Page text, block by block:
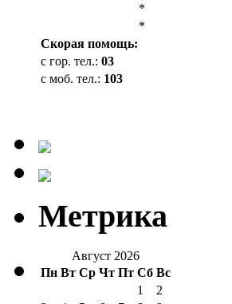
*
*
Cкорая помощь:
с гор. тел.: 03
с моб. тел.: 103
Метрика
Август 2026
Пн Вт Ср Чт Пт Сб Вс
1
2